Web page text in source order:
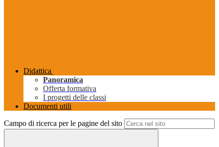
Didattica
Panoramica
Offerta formativa
I progetti delle classi
Documenti utili
Campo di ricerca per le pagine del sito